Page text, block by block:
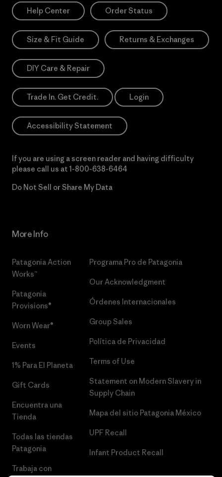
Help Center Order Status
Size & Fit Guide Returns & Exchanges
DIY Care & Repair
Trade In. Get Credit. Login
Accessibility Statement
If you are using a screen reader and having difficulty
please call us at 1-800-638-6464
Do Not Sell or Share My Data
More Info
Patagonia Action
Works™
Patagonia
Provisions®
Worn Wear®
Events
1% Para El Planeta
Gift Cards
Encuentra una
Tienda
Todas las tiendas
Patagonia
Trabaja con
Programa Pro de Patagonia
Our Acknowledgment
Órdenes Internacionales
Group Sales
Política de Privacidad
Terms of Use
Statement on Modern Slavery in
Supply Chain
Mapa del sitio Patagonia México
UPF Recall
Infant Product Recall